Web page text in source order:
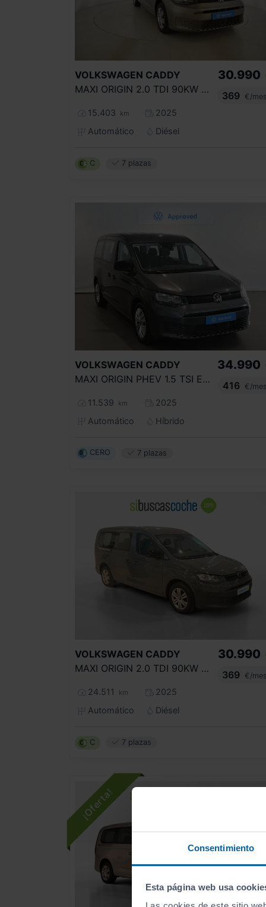
Consentimiento
Esta página web usa
VOLKSWAGEN CADDY
MAXI ORIGIN 2.0 TDI 90KW (122CV) DSG
15.403 km
2025
Automático
Diésel
30.990
369
€/mes
C 7 plazas
VOLKSWAGEN CADDY
MAXI ORIGIN PHEV 1.5 TSI EHYBRID 85KW
11.539 km
2025
Automático
Híbrido
34.990
416
€/mes
CERO 7 plazas
VOLKSWAGEN CADDY
MAXI ORIGIN 2.0 TDI 90KW (122CV) DSG
24.511 km
2025
Automático
Diésel
30.990
369
€/mes
C 7 plazas